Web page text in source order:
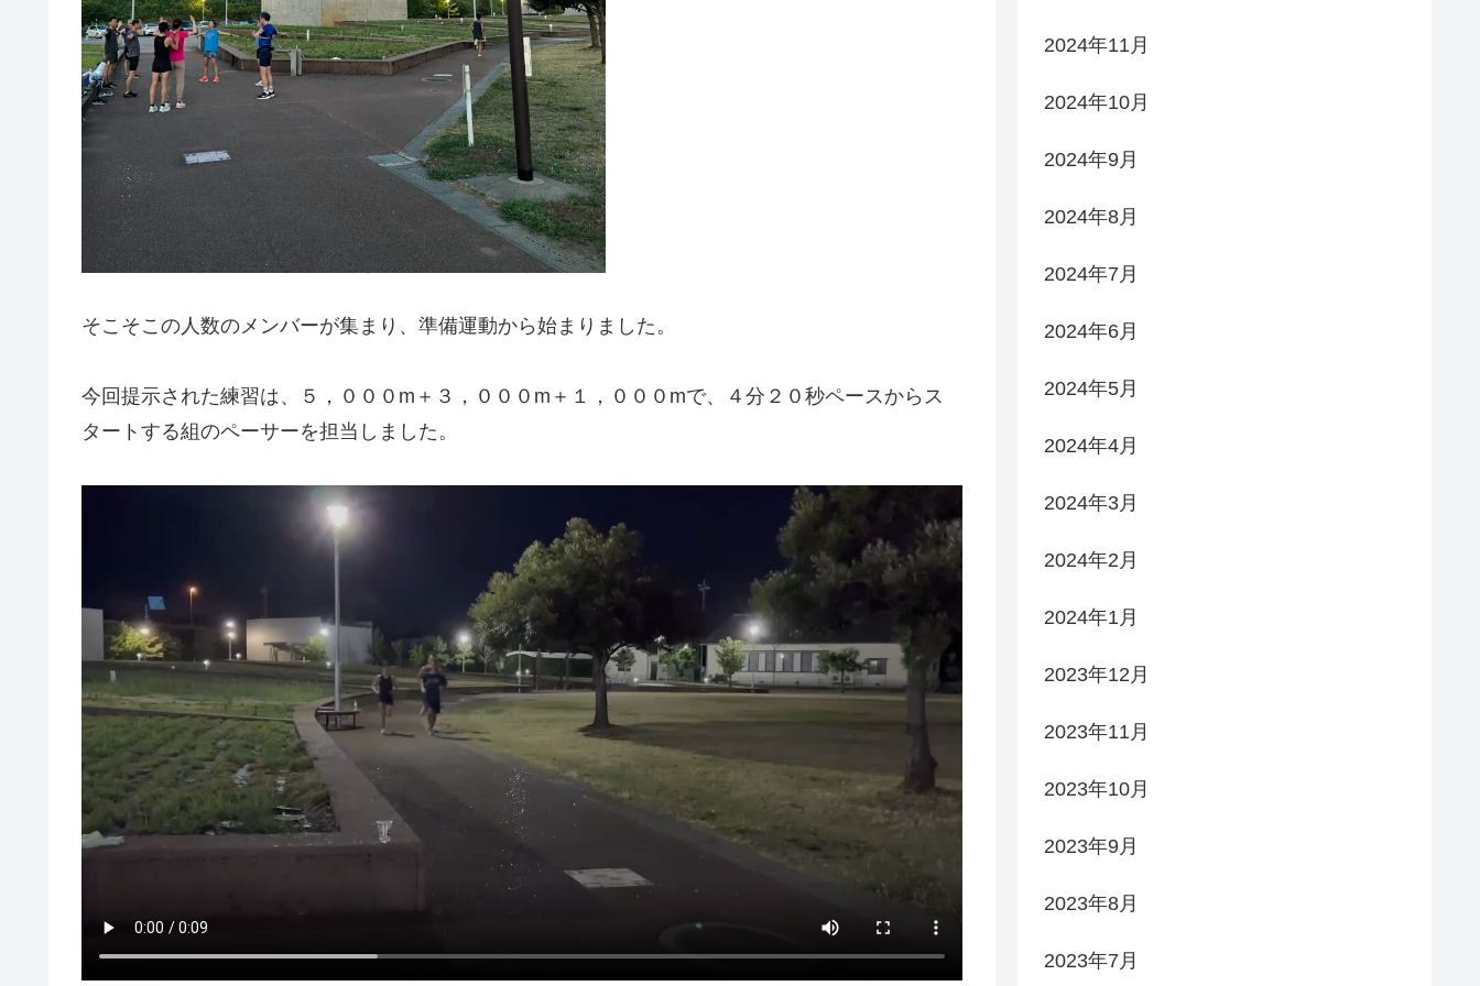
そこそこの人数のメンバーが集まり、準備運動から始まりました。
今回提示された練習は、５，０００m＋３，０００m＋１，０００mで、４分２０秒ペースからス
タートする組のペーサーを担当しました。
2024年11月
2024年10月
2024年9月
2024年8月
2024年7月
2024年6月
2024年5月
2024年4月
2024年3月
2024年2月
2024年1月
2023年12月
2023年11月
2023年10月
2023年9月
2023年8月
2023年7月